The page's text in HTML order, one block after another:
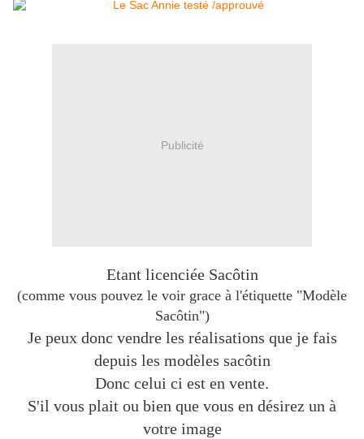
Publicité
Etant licenciée Sacôtin
(comme vous pouvez le voir grace à l'étiquette "Modèle
Sacôtin")
Je peux donc vendre les réalisations que je fais
depuis les modèles sacôtin
Donc celui ci est en vente.
S'il vous plait ou bien que vous en désirez un à
votre image